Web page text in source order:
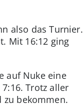
also das Turnier.
Mit 16:12 ging
auf Nuke eine
Trotz aller
zu bekommen.